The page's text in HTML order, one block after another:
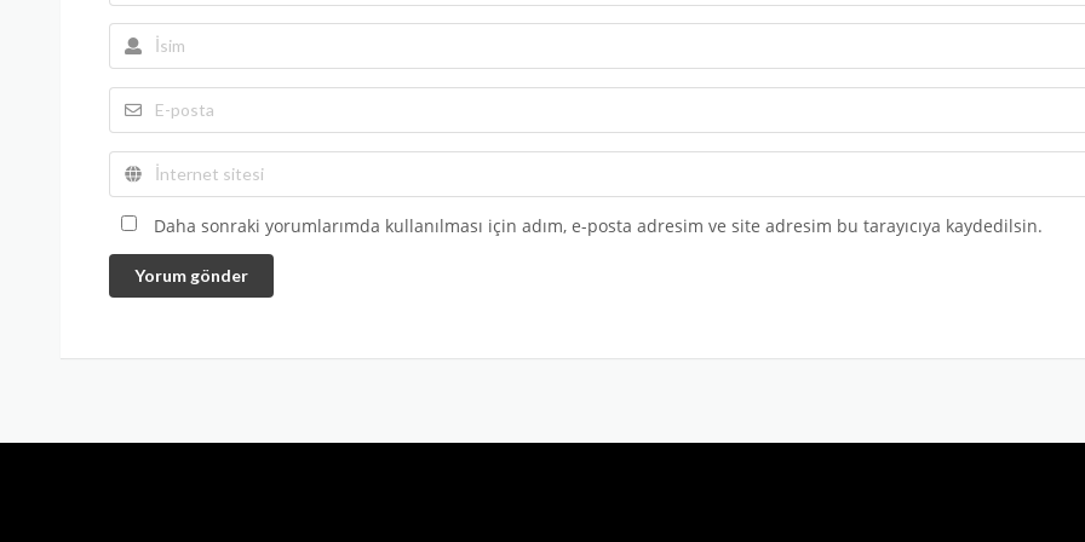
Daha sonraki yorumlarımda kullanılması için adım, e-posta adresim ve site adresim bu tarayıcıya kaydedilsin.
Yorum gönder